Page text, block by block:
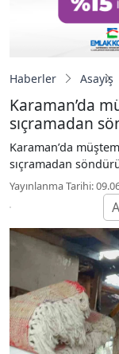
Haberler Asayiş
Karaman’da
sıçramadan
Karaman’da
sıçramadan
Yayınlanma Tarihi: